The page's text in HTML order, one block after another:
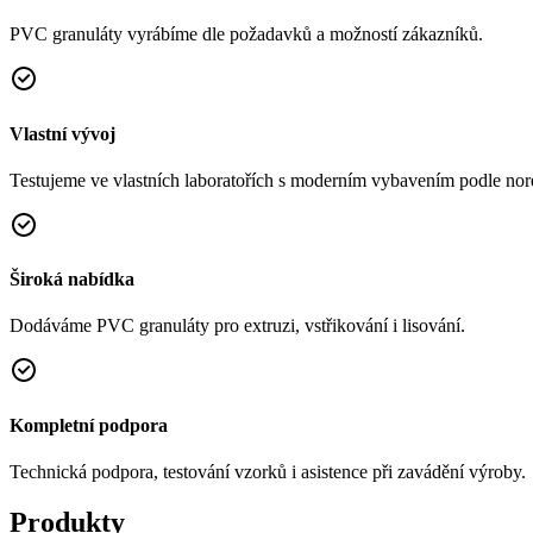
PVC granuláty vyrábíme dle požadavků a možností zákazníků.
Vlastní vývoj
Testujeme ve vlastních laboratořích s moderním vybavením podle
Široká nabídka
Dodáváme PVC granuláty pro extruzi, vstřikování i lisování.
Kompletní podpora
Technická podpora, testování vzorků i asistence při zavádění výroby.
Produkty